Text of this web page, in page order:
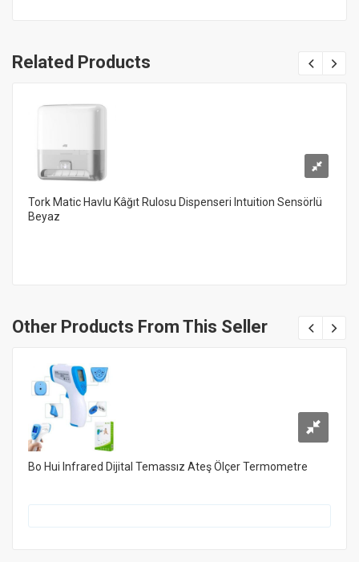
Related Products
Tork Matic Havlu Kâğıt Rulosu Dispenseri Intuition Sensörlü
Beyaz
Other Products From This Seller
Bo Hui Infrared Dijital Temassız Ateş Ölçer Termometre